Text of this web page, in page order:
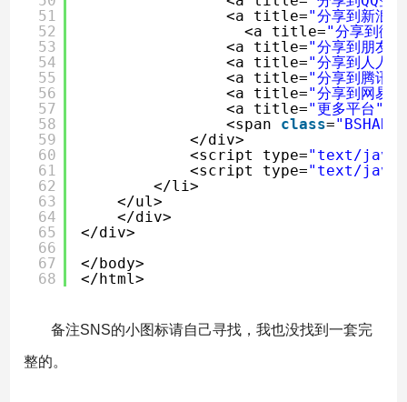
51
52
53
54
55
56
57
58
59
60
61
62
63
64
65
66
67
68
<a title="分享到新浪
<a title="分享到微
<a title="分享到朋友
<a title="分享到人人
<a title="分享到腾讯
<a title="分享到网易
<a title="更多平台"
<span class=
</div>
<script type="text/
<script type="text/
</li>
</ul>
</div>
</div>
</body>
</html>
备注SNS的小图标请自己寻找，我也没找到一套完
整的。